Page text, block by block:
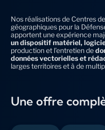
Nos réalisations de Centres
géographiques pour la
apportent une expérience
un dispositif matériel,
production et l’entretien de
données vectorielles et
larges territoires et à de
Une offre